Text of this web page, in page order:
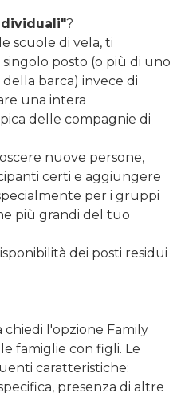
?
scuole di vela, ti
posto (o più di uno
barca) invece di
una intera
delle compagnie di
nuove persone,
certi e aggiungere
per i gruppi
più grandi del tuo
dei posti residui
chiedi l'opzione Family
famiglie con figli. Le
caratteristiche:
presenza di altre